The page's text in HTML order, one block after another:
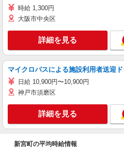
時給 1,300円
大阪市中央区
詳細を見る
マイクロバスによる施設利用者送迎
日給 10,900円〜10,900円
神戸市須磨区
詳細を見る
新宮町の平均時給情報